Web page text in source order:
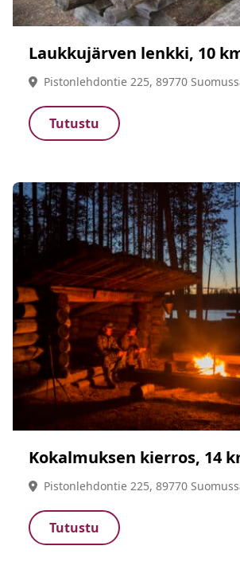
Laukkujärven lenkki, 10
Pistonlehdontie 225, 89770
Tutustu
Kokalmuksen kierros, 14
Pistonlehdontie 225, 89770
Tutustu